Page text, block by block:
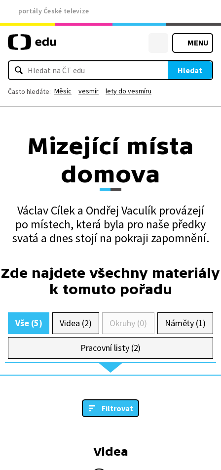
portály České televize
MENU
Hledat
Často hledáte: Měsíc vesmír lety do vesmíru
Mizející místa
domova
Václav Cílek a Ondřej Vaculík provázejí
po místech, která byla pro naše předky
svatá a dnes stojí na pokraji zapomnění.
Zde najdete všechny materiály
k tomuto pořadu
Vše (5) Videa (2) Okruhy (0) Náměty (1)
Pracovní listy (2)
Filtrovat
Videa